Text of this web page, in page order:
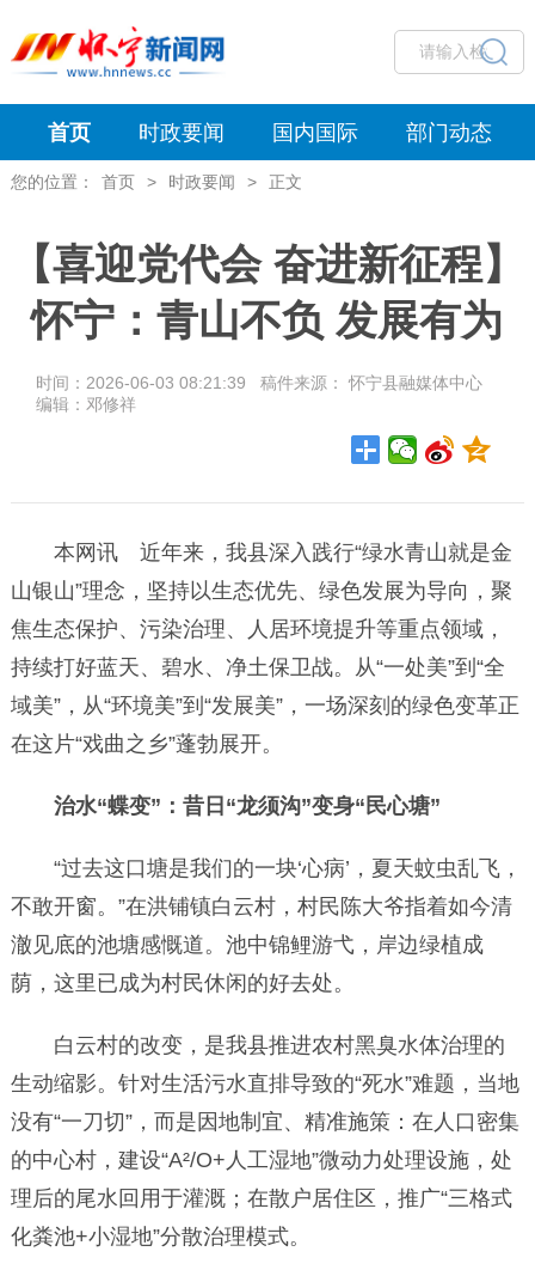
首页 时政要闻 国内国际 部门动态
您的位置： 首页 > 时政要闻 > 正文
【喜迎党代会 奋进新征程】
怀宁：青山不负 发展有为
时间：2026-06-03 08:21:39 稿件来源： 怀宁县融媒体中心
编辑：邓修祥
本网讯 近年来，我县深入践行“绿水青山就是金
山银山”理念，坚持以生态优先、绿色发展为导向，聚
焦生态保护、污染治理、人居环境提升等重点领域，
持续打好蓝天、碧水、净土保卫战。从“一处美”到“全
域美”，从“环境美”到“发展美”，一场深刻的绿色变革正
在这片“戏曲之乡”蓬勃展开。
治水“蝶变”：昔日“龙须沟”变身“民心塘”
“过去这口塘是我们的一块‘心病’，夏天蚊虫乱飞，
不敢开窗。”在洪铺镇白云村，村民陈大爷指着如今清
澈见底的池塘感慨道。池中锦鲤游弋，岸边绿植成
荫，这里已成为村民休闲的好去处。
白云村的改变，是我县推进农村黑臭水体治理的
生动缩影。针对生活污水直排导致的“死水”难题，当地
没有“一刀切”，而是因地制宜、精准施策：在人口密集
的中心村，建设“A²/O+人工湿地”微动力处理设施，处
理后的尾水回用于灌溉；在散户居住区，推广“三格式
化粪池+小湿地”分散治理模式。